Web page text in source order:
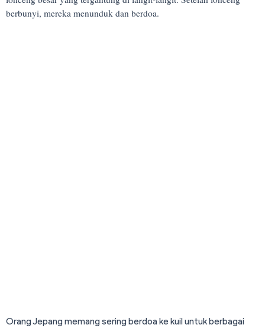
berbunyi, mereka menunduk dan berdoa.
Orang Jepang memang sering berdoa ke kuil untuk berbagai